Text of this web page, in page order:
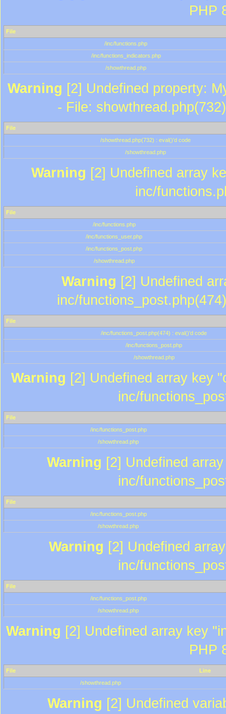
PHP
File
/inc/functions.php
/inc/functions_indicators.php
/showthread.php
Warning [2] Undefined property:
- File:
File
/showthread.php(732) : eval()'d code
/showthread.php
Warning [2] Undefined array
inc/
File
/inc/functions.php
/inc/functions_user.php
/inc/functions_post.php
/showthread.php
Warning [2] Undefined
inc/
File
/inc/functions_post.php(474) : eval()'d code
/inc/functions_post.php
/showthread.php
Warning [2] Undefined array key
inc/
File
/inc/functions_post.php
/showthread.php
Warning [2] Undefined
inc/
File
/inc/functions_post.php
/showthread.php
Warning [2] Undefined
inc/
File
/inc/functions_post.php
/showthread.php
Warning [2] Undefined array key
PHP
File
Line
/showthread.php
Warning [2] Undefined